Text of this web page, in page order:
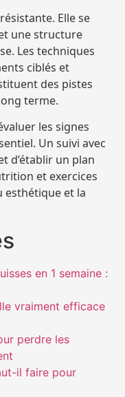
Elle se
une structure
Les techniques
ciblés et
des pistes
terme.
les signes
Un suivi avec
d’établir un plan
et exercices
esthétique et la
en 1 semaine :
vraiment efficace
perdre les
il faire pour